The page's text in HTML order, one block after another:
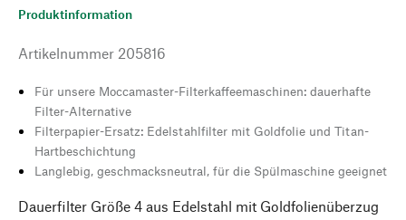
Produktinformation
Artikelnummer 205816
Für unsere Moccamaster-Filterkaffeemaschinen: dauerhafte
Filter-Alternative
Filterpapier-Ersatz: Edelstahlfilter mit Goldfolie und Titan-
Hartbeschichtung
Langlebig, geschmacksneutral, für die Spülmaschine geeignet
Dauerfilter Größe 4 aus Edelstahl mit Goldfolienüberzug